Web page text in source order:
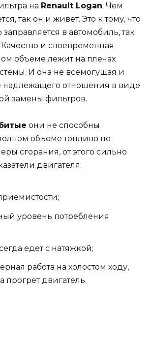
на Renault Logan. Чем
так он и живет. Это к тому, что
заправляется в автомобиль, так
Качество и своевременная
объеме лежит на плечах
И она не всемогущая и
надлежащего отношения в виде
замены фильтров.
они не способны
объеме топливо по
сгорания, от этого сильно
двигателя:
уровень потребления
едет с натяжкой;
работа на холостом ходу,
прогрет двигатель.